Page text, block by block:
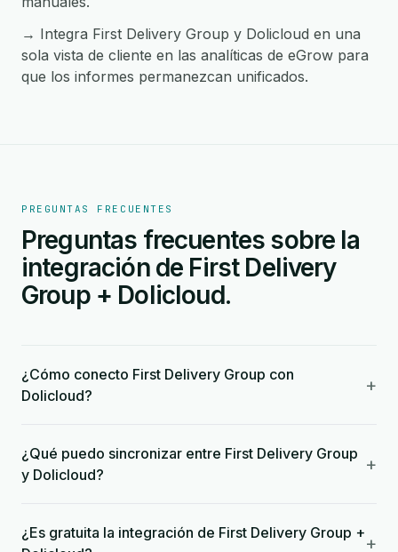
→ Integra First Delivery Group y Dolicloud en una
sola vista de cliente en las analíticas de eGrow para
que los informes permanezcan unificados.
PREGUNTAS FRECUENTES
Preguntas frecuentes sobre la
integración de First Delivery
Group + Dolicloud.
¿Cómo conecto First Delivery Group con
Dolicloud?
+
¿Qué puedo sincronizar entre First Delivery Group
y Dolicloud?
+
¿Es gratuita la integración de First Delivery Group ++